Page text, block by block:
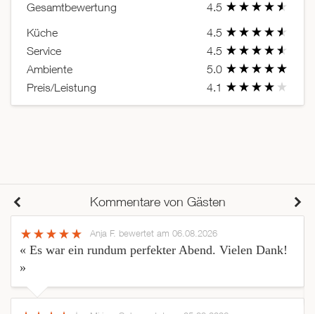
Gesamtbewertung
4.5
Küche
4.5
Service
4.5
Ambiente
5.0
Preis/Leistung
4.1
Kommentare von Gästen
Anja F. bewertet am 06.08.2026
« Es war ein rundum perfekter Abend. Vielen Dank!
»